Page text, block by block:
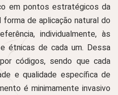
em pontos estratégicos da
de aplicação natural do
individualmente, às
étnicas de cada um. Dessa
códigos, sendo que cada
e qualidade específica de
é minimamente invasivo